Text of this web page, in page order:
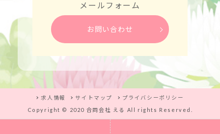
メールフォーム
お問い合わせ
求人情報 サイトマップ
プライバシーポリシー
Copyright © 2020 合同会社 える All rights Reserved.